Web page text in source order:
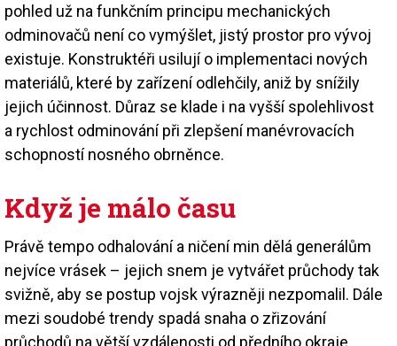
pohled už na funkčním principu mechanických
odminovačů není co vymýšlet, jistý prostor pro vývoj
existuje. Konstruktéři usilují o implementaci nových
materiálů, které by zařízení odlehčily, aniž by snížily
jejich účinnost. Důraz se klade i na vyšší spolehlivost
a rychlost odminování při zlepšení manévrovacích
schopností nosného obrněnce.
Když je málo času
Právě tempo odhalování a ničení min dělá generálům
nejvíce vrásek – jejich snem je vytvářet průchody tak
svižně, aby se postup vojsk výrazněji nezpomalil. Dále
mezi soudobé trendy spadá snaha o zřizování
průchodů na větší vzdálenosti od předního okraje